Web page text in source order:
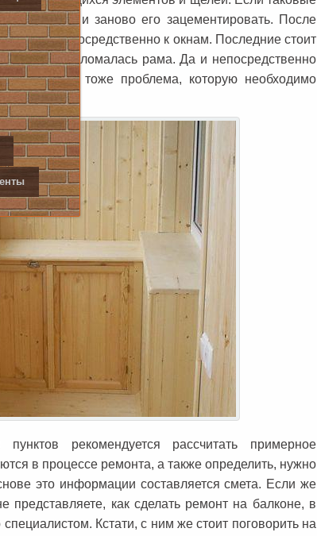
участок и заново его зацементировать. После
непосредственно к окнам. Последние стоит
частично сломалась рама. Да и непосредственно
Это тоже проблема, которую необходимо
рекомендуется рассчитать примерное
в процессе ремонта, а также определить, нужно
это информации составляется смета. Если же
как сделать ремонт на балконе, в
Кстати, с ним же стоит поговорить на